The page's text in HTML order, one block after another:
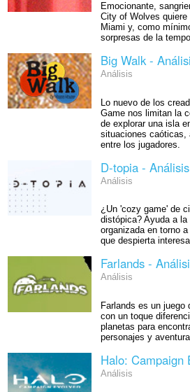
Emocionante,
City of Wolves
Miami y, como
sorpresas de la
Big Walk -
Análisis
Lo nuevo de los
Game nos limitan la
de explorar una isla
situaciones caóticas,
entre los jugadores.
D-topia - Análisis
Análisis
¿Un 'cozy game' de
distópica? Ayuda a
organizada en torno
que despierta
Farlands -
Análisis
Farlands es un juego
con un toque
planetas para
personajes y
Halo: Campaign
Análisis